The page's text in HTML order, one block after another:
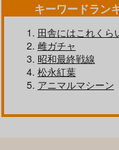
キーワードラン
田舎にはこれくら
雌ガチャ
昭和最終戦線
松永紅葉
アニマルマシーン